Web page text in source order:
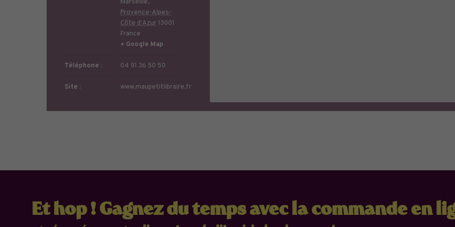
Marseille,
Provence-Alpes-
Côte d'Azur 13001
France
+ Google Map
Téléphone : 04 91 36 50 50
Site : www.maupetitlibraire.fr
Et hop ! Gagnez du temps avec la commande en